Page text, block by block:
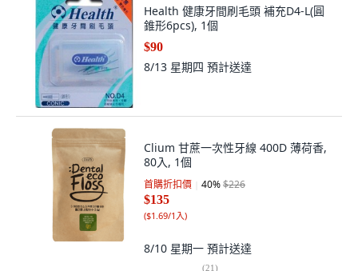
Health 健康牙間刷毛頭 補充D4-L(圓
錐形6pcs), 1個
$90
8/13 星期四 預計送達
Clium 甘蔗一次性牙線 400D 薄荷香,
80入, 1個
首購折扣價 40%$226
$135
($1.69/1入)
8/10 星期一 預計送達
(21)